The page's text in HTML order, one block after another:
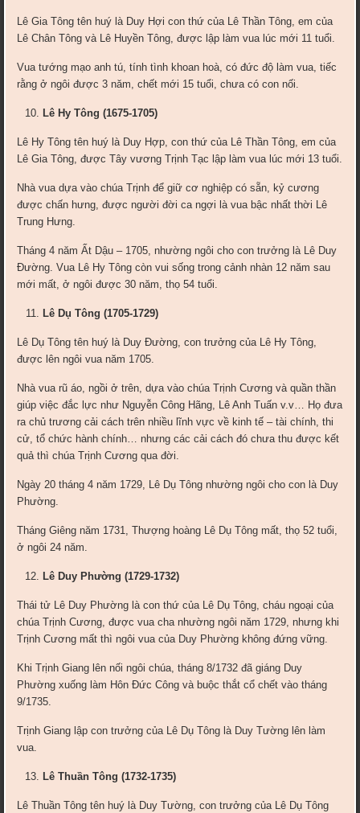
Lê Gia Tông tên huý là Duy Hợi con thứ của Lê Thần Tông, em của
Lê Chân Tông và Lê Huyền Tông, được lập làm vua lúc mới 11 tuổi.
Vua tướng mạo anh tú, tính tình khoan hoà, có đức độ làm vua, tiếc
rằng ở ngôi được 3 năm, chết mới 15 tuổi, chưa có con nối.
Lê Hy Tông (1675-1705)
Lê Hy Tông tên huý là Duy Hợp, con thứ của Lê Thần Tông, em của
Lê Gia Tông, được Tây vương Trịnh Tạc lập làm vua lúc mới 13 tuổi.
Nhà vua dựa vào chúa Trịnh để giữ cơ nghiệp có sẵn, kỷ cương
được chấn hưng, được người đời ca ngợi là vua bậc nhất thời Lê
Trung Hưng.
Tháng 4 năm Ất Dậu – 1705, nhường ngôi cho con trưởng là Lê Duy
Đường. Vua Lê Hy Tông còn vui sống trong cảnh nhàn 12 năm sau
mới mất, ở ngôi được 30 năm, thọ 54 tuổi.
Lê Dụ Tông (1705-1729)
Lê Dụ Tông tên huý là Duy Đường, con trưởng của Lê Hy Tông,
được lên ngôi vua năm 1705.
Nhà vua rũ áo, ngồi ở trên, dựa vào chúa Trịnh Cương và quần thần
giúp việc đắc lực như Nguyễn Công Hãng, Lê Anh Tuấn v.v… Họ đưa
ra chủ trương cải cách trên nhiều lĩnh vực về kinh tế – tài chính, thi
cử, tổ chức hành chính… nhưng các cải cách đó chưa thu được kết
quả thì chúa Trịnh Cương qua đời.
Ngày 20 tháng 4 năm 1729, Lê Dụ Tông nhường ngôi cho con là Duy
Phường.
Tháng Giêng năm 1731, Thượng hoàng Lê Dụ Tông mất, thọ 52 tuổi,
ở ngôi 24 năm.
Lê Duy Phường (1729-1732)
Thái tử Lê Duy Phường là con thứ của Lê Dụ Tông, cháu ngoại của
chúa Trịnh Cương, được vua cha nhường ngôi năm 1729, nhưng khi
Trịnh Cương mất thì ngôi vua của Duy Phường không đứng vững.
Khi Trịnh Giang lên nối ngôi chúa, tháng 8/1732 đã giáng Duy
Phường xuống làm Hôn Đức Công và buộc thắt cổ chết vào tháng
9/1735.
Trịnh Giang lập con trưởng của Lê Dụ Tông là Duy Tường lên làm
vua.
Lê Thuần Tông (1732-1735)
Lê Thuần Tông tên huý là Duy Tường, con trưởng của Lê Dụ Tông